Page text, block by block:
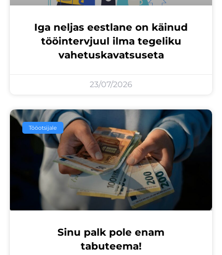
Iga neljas eestlane on käinud
tööintervjuul ilma tegeliku
vahetuskavatsuseta
23/07/2026
Tööotsijale
Sinu palk pole enam
tabuteema!